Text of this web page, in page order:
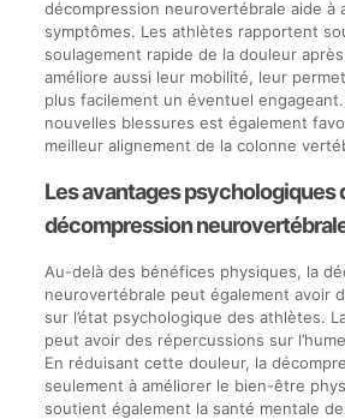
décompression neurovertébrale aide à
symptômes. Les athlètes rapportent
soulagement rapide de la douleur
améliore aussi leur mobilité, leur
plus facilement un éventuel
nouvelles blessures est également
meilleur alignement de la colonne
Les avantages psychologiques
décompression
Au-delà des bénéfices physiques, la
neurovertébrale peut également avoir
sur l’état psychologique des athlètes.
peut avoir des répercussions sur
En réduisant cette douleur, la
seulement à améliorer le bien-être
soutient également la santé mentale